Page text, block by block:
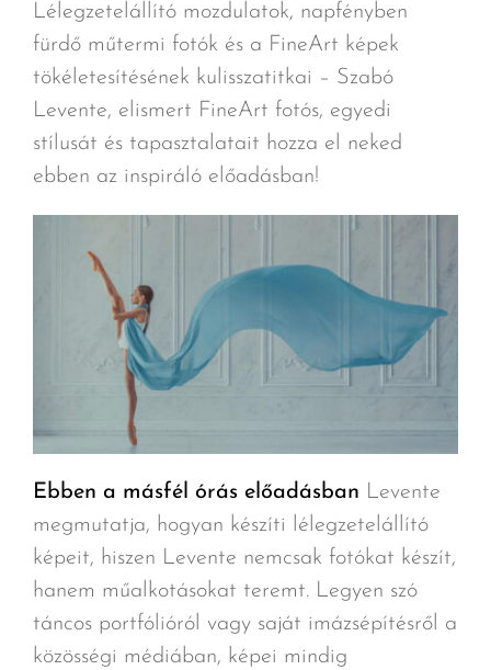
Lélegzetelállító mozdulatok, napfényben
fürdő műtermi fotók és a FineArt képek
tökéletesítésének kulisszatitkai – Szabó
Levente, elismert FineArt fotós, egyedi
stílusát és tapasztalatait hozza el neked
ebben az inspiráló előadásban!
Ebben a másfél órás előadásban Levente
megmutatja, hogyan készíti lélegzetelállító
képeit, hiszen Levente nemcsak fotókat készít,
hanem műalkotásokat teremt. Legyen szó
táncos portfólióról vagy saját imázsépítésről a
közösségi médiában, képei mindig